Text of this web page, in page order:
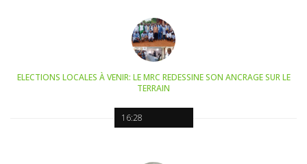
16:28
ELECTIONS LOCALES À VENIR: LE MRC REDESSINE SON ANCRAGE SUR LE
TERRAIN